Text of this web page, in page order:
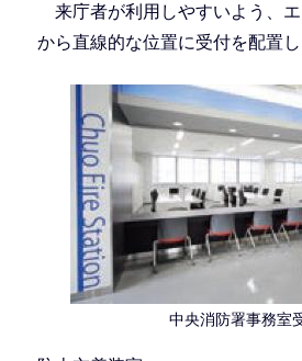
来庁者が利用しやすいよう、
から直線的な位置に受付を配置し
中央消防署事務室